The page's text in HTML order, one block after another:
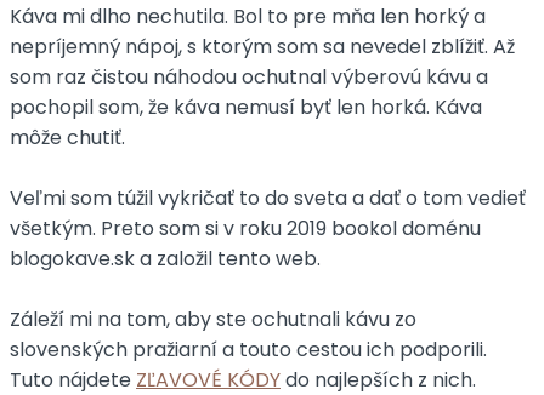
Káva mi dlho nechutila. Bol to pre mňa len horký a
nepríjemný nápoj, s ktorým som sa nevedel zblížiť. Až
som raz čistou náhodou ochutnal výberovú kávu a
pochopil som, že káva nemusí byť len horká. Káva
môže chutiť.
Veľmi som túžil vykričať to do sveta a dať o tom vedieť
všetkým. Preto som si v roku 2019 bookol doménu
blogokave.sk a založil tento web.
Záleží mi na tom, aby ste ochutnali kávu zo
slovenských pražiarní a touto cestou ich podporili.
Tuto nájdete ZĽAVOVÉ KÓDYdo najlepších z nich.